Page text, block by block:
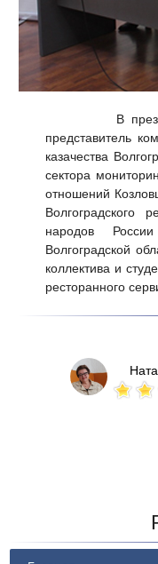
В
представитель
казачества
сектора
отношений
Волгоградского
народов
Волгоградской
коллектива и
ресторанного